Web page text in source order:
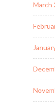
March